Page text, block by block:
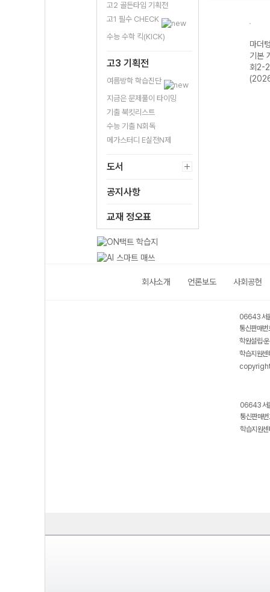
고2 골든타임 기획전
고1 필수 CHECK
수능 수학 킥(KICK)
고3 기획전
여름방학 학습진단
지금은 문제풀이 타이밍
기출 북킷리스트
수능 기출 N회독
메가스터디 E실전N제
도서
공지사항
교재 정오표
마더
기본
회2-
회사소개 언론보도 사회공헌
06643 서
통신판매
학원설립·
학습지원
06643 서
통신판매
학습지원